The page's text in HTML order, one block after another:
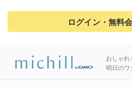
ログイン・無料
おしゃれ
明日のワ